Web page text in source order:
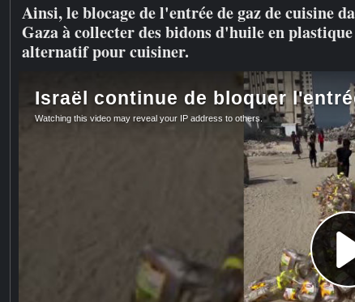
Ainsi, le blocage de l'entrée de gaz de cuisine
Gaza à collecter des bidons d'huile en
alternatif pour cuisiner.